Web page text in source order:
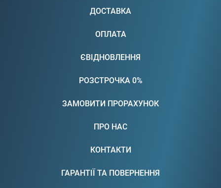
ДОСТАВКА
ОПЛАТА
ЄВІДНОВЛЕННЯ
РОЗСТРОЧКА 0%
ЗАМОВИТИ ПРОРАХУНОК
ПРО НАС
КОНТАКТИ
ГАРАНТІЇ ТА ПОВЕРНЕННЯ